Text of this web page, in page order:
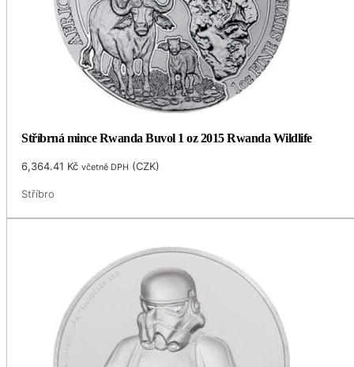
Stříbrná mince Rwanda Buvol 1 oz 2015 Rwanda Wildlife
6,364.41 Kč včetně DPH (CZK)
Stříbro